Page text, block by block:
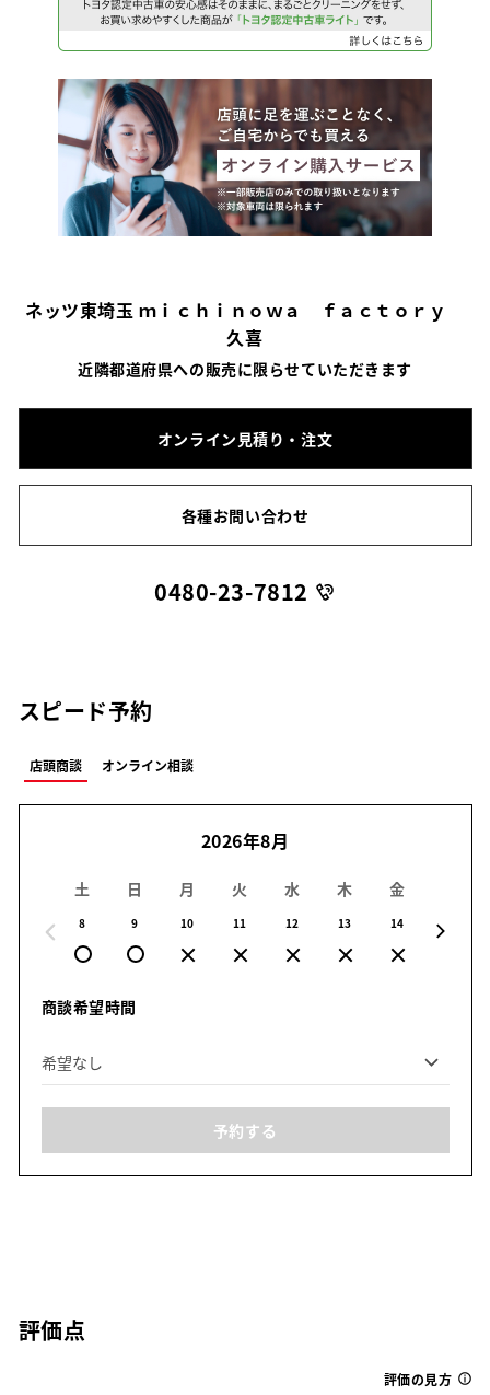
ネッツ東埼玉 ｍｉｃｈｉｎｏｗａ ｆａｃｔｏｒｙ
久喜
近隣都道府県への販売に限らせていただきます
オンライン見積り・注文
各種お問い合わせ
0480-23-7812
スピード予約
店頭商談 オンライン相談
2026年8月
土
8
日
9
月
10
火
11
水
12
木
13
金
14
商談希望時間
予約する
評価点
評価の見方